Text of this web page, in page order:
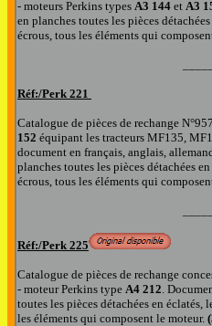
- moteurs Perkins types A3 144 et A3
en planches toutes les pièces
écrous, tous les éléments qui
Réf:/Perk 221
Catalogue de pièces de rechange
152 équipant les tracteurs MF135,
document en français, anglais,
planches toutes les pièces détachées
écrous, tous les éléments qui
Réf:/Perk 225
Catalogue de pièces de rechange
- moteur Perkins type A4 212.
toutes les pièces détachées en éclatés,
les éléments qui composent le moteur.